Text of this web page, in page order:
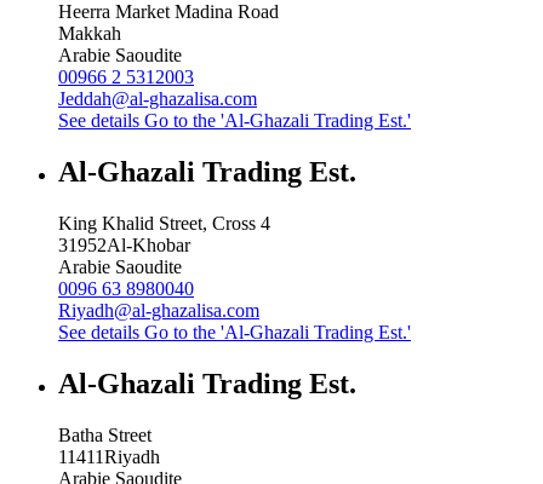
Heerra Market Madina Road
Makkah
Arabie Saoudite
00966 2 5312003
Jeddah@al-ghazalisa.com
See details Go to the 'Al-Ghazali Trading Est.'
Al-Ghazali Trading Est.
King Khalid Street, Cross 4
31952Al-Khobar
Arabie Saoudite
0096 63 8980040
Riyadh@al-ghazalisa.com
See details Go to the 'Al-Ghazali Trading Est.'
Al-Ghazali Trading Est.
Batha Street
11411Riyadh
Arabie Saoudite